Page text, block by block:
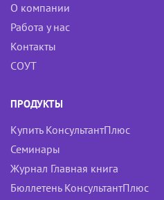
О компании
Работа у нас
Контакты
СОУТ
ПРОДУКТЫ
Купить КонсультантПлюс
Семинары
Журнал Главная книга
Бюллетень КонсультантПлюс